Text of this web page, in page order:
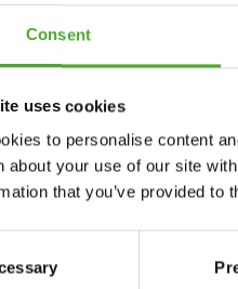
Consent
uses cookies
to personalise content
about your use of our site
that you’ve provided to
STATIONEN
GYMS